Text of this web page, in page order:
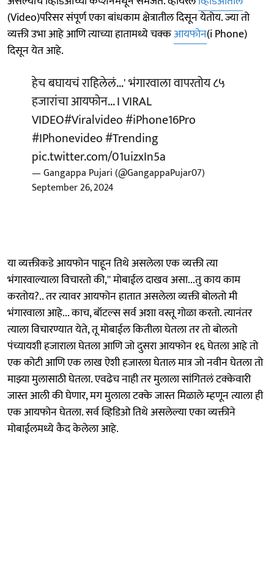
(Video)परिसर संपूर्ण एका बांधकाम क्षेत्रातील दिसून येतोय. ज्या तो
व्यक्ती उभा आहे आणि त्याच्या हातामध्ये चक्कआयफोन(i Phone)
दिसून येत आहे.
हेच बघायचं राहिलेलं...' भंगारवाला वापरतोय ८५
हजारांचा आयफोन... I VIRAL
VIDEO#Viralvideo#iPhone16Pro
#IPhonevideo#Trending
pic.twitter.com/01uizxIn5a
— Gangappa Pujari (@GangappaPujar07)
September 26, 2024
या व्यक्तीकडे आयफोन पाहून तिथे असलेला एक व्यक्ती त्या
भंगारवाल्याला विचारतो की,'' मोबाईल दाखव असा...तु काय काम
करतोय?.. तर त्यावर आयफोन हातात असलेला व्यक्ती बोलतो मी
भंगारवाला आहे... काच, बॉटल्स सर्व अशा वस्तू गोळा करतो. त्यानंतर
त्याला विचारण्यात येते, तू मोबाईल कितीला घेतला तर तो बोलतो
पंच्यायशी हजाराला घेतला आणि जो दुसरा आयफोन १६ घेतला आहे तो
एक कोटी आणि एक लाख ऐशी हजारला घेताल मात्र जो नवीन घेतला तो
माझ्या मुलासाठी घेतला. एवढेच नाही तर मुलाला सांगितलं टक्केवारी
जास्त आली की घेणार, मग मुलाला टक्के जास्त मिळाले म्हणून त्याला ही
एक आयफोन घेतला. सर्व व्हिडिओ तिथे असलेल्या एका व्यक्तीने
मोबाईलमध्ये कैद केलेला आहे.